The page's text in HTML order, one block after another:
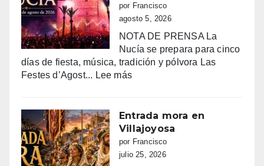
por Francisco
agosto 5, 2026
NOTA DE PRENSA La
Nucía se prepara para cinco
días de fiesta, música, tradición y pólvora Las
Festes d’Agost... Lee más:
DE
LA
NUCIA
DEL
Entrada mora en
Villajoyosa
por Francisco
julio 25, 2026